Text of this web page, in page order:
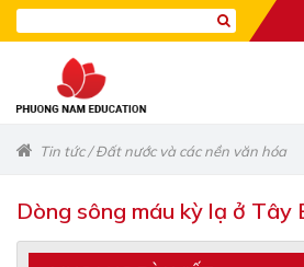
Tin tức/Đất nước và các nền văn hóa
Dòng sông máu kỳ lạ ở Tây